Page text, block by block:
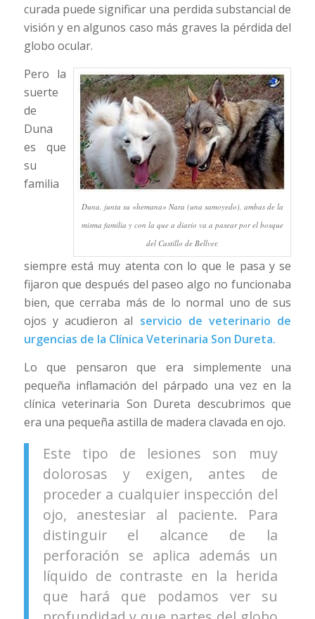
curada puede significar una perdida substancial de
visión y en algunos caso más graves la pérdida del
globo ocular.
Duna, junta su «hemana» Nara (una samoyedo), ambas de la
misma familia y con la que a diario va a pasear por el bosque
del Castillo de Bellver.
Pero la
suerte
de
Duna
es que
su
familia
siempre está muy atenta con lo que le pasa y se
fijaron que después del paseo algo no funcionaba
bien, que cerraba más de lo normal uno de sus
ojos y acudieron al servicio de veterinario de
urgencias de la Clínica Veterinaria Son Dureta.
Lo que pensaron que era simplemente una
pequeña inflamación del párpado una vez en la
clínica veterinaria Son Dureta descubrimos que
era una pequeña astilla de madera clavada en ojo.
Este tipo de lesiones son muy
dolorosas y exigen, antes de
proceder a cualquier inspección del
ojo, anestesiar al paciente. Para
distinguir el alcance de la
perforación se aplica además un
líquido de contraste en la herida
que hará que podamos ver su